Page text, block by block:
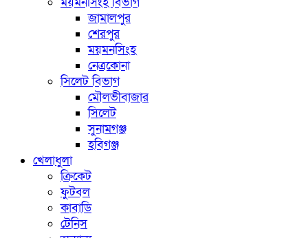
জামালপুর
শেরপুর
ময়মনসিংহ
নেত্রকোনা
সিলেট বিভাগ
মৌলভীবাজার
সিলেট
সুনামগঞ্জ
হবিগঞ্জ
খেলাধুলা
ক্রিকেট
ফুটবল
কাবাডি
টেনিস